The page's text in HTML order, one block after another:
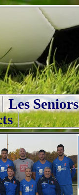
Les Seniors